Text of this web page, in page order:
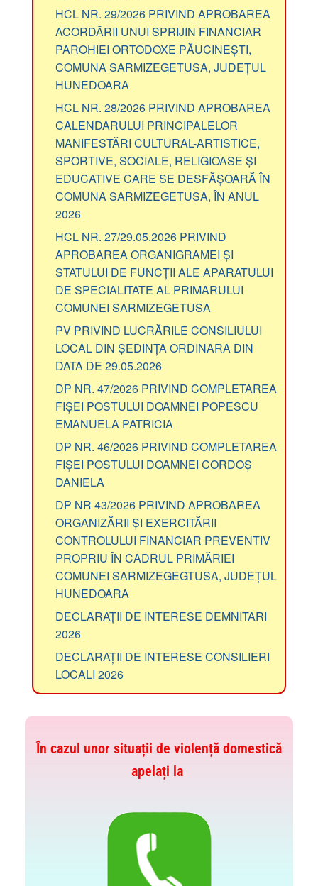
HCL NR. 29/2026 PRIVIND APROBAREA
ACORDĂRII UNUI SPRIJIN FINANCIAR
PAROHIEI ORTODOXE PĂUCINEȘTI,
COMUNA SARMIZEGETUSA, JUDEȚUL
HUNEDOARA
HCL NR. 28/2026 PRIVIND APROBAREA
CALENDARULUI PRINCIPALELOR
MANIFESTĂRI CULTURAL-ARTISTICE,
SPORTIVE, SOCIALE, RELIGIOASE ȘI
EDUCATIVE CARE SE DESFĂȘOARĂ ÎN
COMUNA SARMIZEGETUSA, ÎN ANUL
2026
HCL NR. 27/29.05.2026 PRIVIND
APROBAREA ORGANIGRAMEI ȘI
STATULUI DE FUNCȚII ALE APARATULUI
DE SPECIALITATE AL PRIMARULUI
COMUNEI SARMIZEGETUSA
PV PRIVIND LUCRĂRILE CONSILIULUI
LOCAL DIN ȘEDINȚA ORDINARA DIN
DATA DE 29.05.2026
DP NR. 47/2026 PRIVIND COMPLETAREA
FIȘEI POSTULUI DOAMNEI POPESCU
EMANUELA PATRICIA
DP NR. 46/2026 PRIVIND COMPLETAREA
FIȘEI POSTULUI DOAMNEI CORDOȘ
DANIELA
DP NR 43/2026 PRIVIND APROBAREA
ORGANIZĂRII ȘI EXERCITĂRII
CONTROLULUI FINANCIAR PREVENTIV
PROPRIU ÎN CADRUL PRIMĂRIEI
COMUNEI SARMIZEGEGTUSA, JUDEȚUL
HUNEDOARA
DECLARAȚII DE INTERESE DEMNITARI
2026
DECLARAȚII DE INTERESE CONSILIERI
LOCALI 2026
În cazul unor situații de violență domestică
apelați la
Gestionarea consimțământului